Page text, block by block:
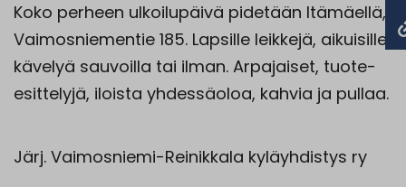
Koko perheen ulkoilupäivä pidetään Itämäellä,
Vaimosniementie 185. Lapsille leikkejä, aikuisille
kävelyä sauvoilla tai ilman. Arpajaiset, tuote-
esittelyjä, iloista yhdessäoloa, kahvia ja pullaa.
Järj. Vaimosniemi-Reinikkala kyläyhdistys ry